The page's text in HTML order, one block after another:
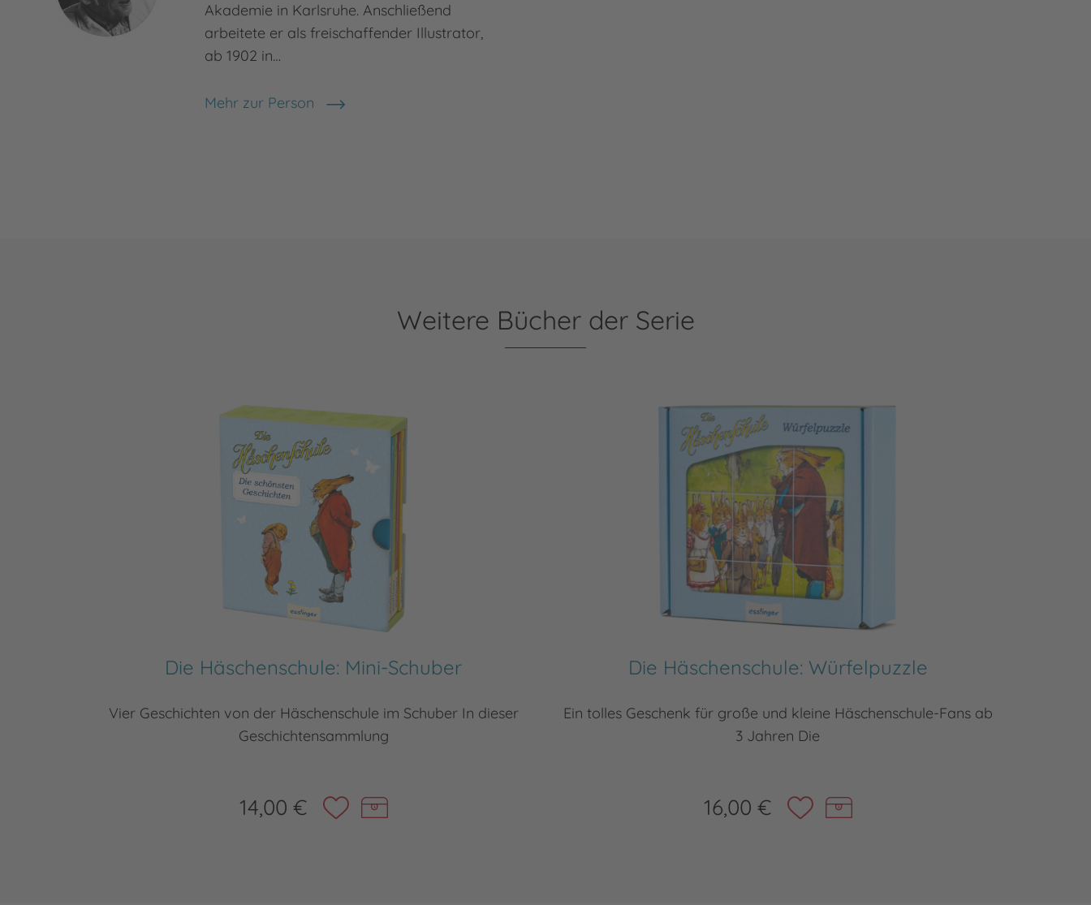
Akademie in Karlsruhe. Anschließend
arbeitete er als freischaffender Illustrator,
ab 1902 in…
Mehr zur Person
Fritz Koch-Gotha
Weitere Bücher der Serie
Die Häschenschule: Mini-Schuber
Vier Geschichten von der Häschenschule im Schuber In dieser
Geschichtensammlung
14,00 €
Die Häschenschule: Würfelpuzzle
Ein tolles Geschenk für große und kleine Häschenschule-Fans ab
3 Jahren Die
16,00 €